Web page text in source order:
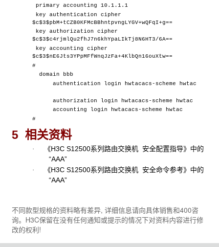
primary accounting 10.1.1.1
key authentication cipher
$c$3$pbM+tCZB0KFMcBBhntpvngLYGV+wQFqI+g==
key authorization cipher
$c$3$c4rjmlQu2fhJ7n6khYpaLIkTj8N6HT3/6A==
key accounting cipher
$c$3$nE6Jts3YPpMFfWnqJzFa+4KlbQn16ouXtw==
#
domain bbb
authentication login hwtacacs-scheme hwtac
authorization login hwtacacs-scheme hwtac
accounting login hwtacacs-scheme hwtac
#
5 相关资料
· 《H3C S12500系列路由交换机 安全配置指导》中的
“AAA”
· 《H3C S12500系列路由交换机 安全命令参考》中的
“AAA”
不同款型规格的资料略有差异, 详细信息请向具体销售和400咨
询。H3C保留在没有任何通知或提示的情况下对资料内容进行修
改的权利!